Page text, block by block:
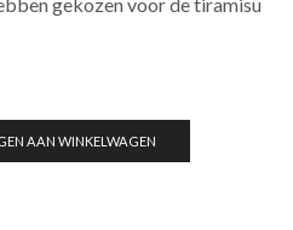
AAN WINKELWAGEN